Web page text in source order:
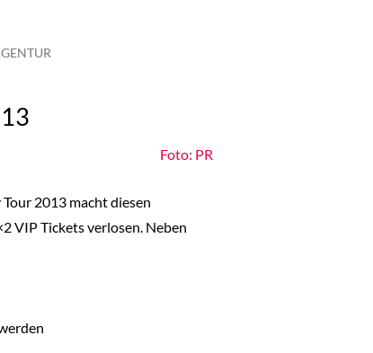
Foto: PR
2013 macht diesen
VIP Tickets verlosen. Neben